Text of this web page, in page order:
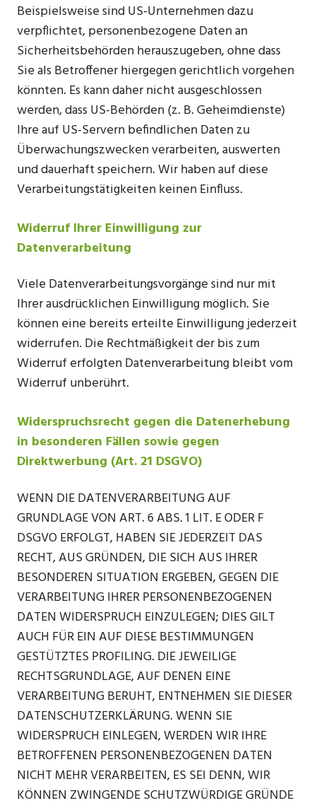
Beispielsweise sind US-Unternehmen dazu
verpflichtet, personenbezogene Daten an
Sicherheitsbehörden herauszugeben, ohne dass
Sie als Betroffener hiergegen gerichtlich vorgehen
könnten. Es kann daher nicht ausgeschlossen
werden, dass US-Behörden (z. B. Geheimdienste)
Ihre auf US-Servern befindlichen Daten zu
Überwachungszwecken verarbeiten, auswerten
und dauerhaft speichern. Wir haben auf diese
Verarbeitungstätigkeiten keinen Einfluss.
Widerruf Ihrer Einwilligung zur
Datenverarbeitung
Viele Datenverarbeitungsvorgänge sind nur mit
Ihrer ausdrücklichen Einwilligung möglich. Sie
können eine bereits erteilte Einwilligung jederzeit
widerrufen. Die Rechtmäßigkeit der bis zum
Widerruf erfolgten Datenverarbeitung bleibt vom
Widerruf unberührt.
Widerspruchsrecht gegen die Datenerhebung
in besonderen Fällen sowie gegen
Direktwerbung (Art. 21 DSGVO)
WENN DIE DATENVERARBEITUNG AUF
GRUNDLAGE VON ART. 6 ABS. 1 LIT. E ODER F
DSGVO ERFOLGT, HABEN SIE JEDERZEIT DAS
RECHT, AUS GRÜNDEN, DIE SICH AUS IHRER
BESONDEREN SITUATION ERGEBEN, GEGEN DIE
VERARBEITUNG IHRER PERSONENBEZOGENEN
DATEN WIDERSPRUCH EINZULEGEN; DIES GILT
AUCH FÜR EIN AUF DIESE BESTIMMUNGEN
GESTÜTZTES PROFILING. DIE JEWEILIGE
RECHTSGRUNDLAGE, AUF DENEN EINE
VERARBEITUNG BERUHT, ENTNEHMEN SIE DIESER
DATENSCHUTZERKLÄRUNG. WENN SIE
WIDERSPRUCH EINLEGEN, WERDEN WIR IHRE
BETROFFENEN PERSONENBEZOGENEN DATEN
NICHT MEHR VERARBEITEN, ES SEI DENN, WIR
KÖNNEN ZWINGENDE SCHUTZWÜRDIGE GRÜNDE